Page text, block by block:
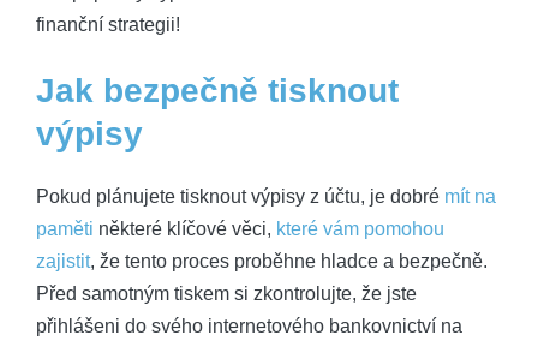
finanční strategii!
Jak bezpečně ⁢tisknout
výpisy
Pokud plánujete‌ tisknout výpisy z účtu,​ je dobré mít na
paměti některé klíčové věci,​ které vám pomohou
zajistit,⁢ že tento proces proběhne hladce a bezpečně.
Před ⁣samotným tiskem si zkontrolujte, ⁢že jste ​
přihlášeni do ‌svého internetového bankovnictví‍ na